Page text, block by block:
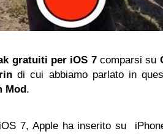
gratuiti per iOS 7comparsi su
di cui abbiamo parlato in
Mod.
7, Apple ha inserito su